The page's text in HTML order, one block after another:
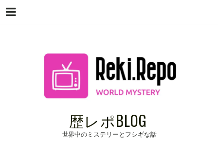
歴レポBLOG
世界中のミステリーとフシギな話
Menu